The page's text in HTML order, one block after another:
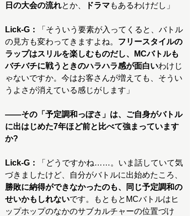
日の大会の流れとか、 ドラマ もあるわけだし」
Lick-G：
「そういう要素が入ってくると、バトル
の見方も変わってきますよね。 フリースタイルの
ラップはスリルを楽しむものだし、MCバトルも
バチバチに戦うときのハラハラ感が面白いわけじ
ゃないですか。今はお客さんが増えても、そうい
うよさが消えている感じがします」
――その「予定調和っぽさ」は、ご自身がバトル
に出はじめた7年ほど前と比べて強まっています
か?
Lick-G：
「どうですかね……。いま話していて気
づきましたけど、自分がバトルに出始めたころ、
勝敗に納得ができなかったのも、同じ予定調和の
せいかもしれないです。もともとMCバトルはヒ
ップホップのなかのサブカルチャーの位置づけ